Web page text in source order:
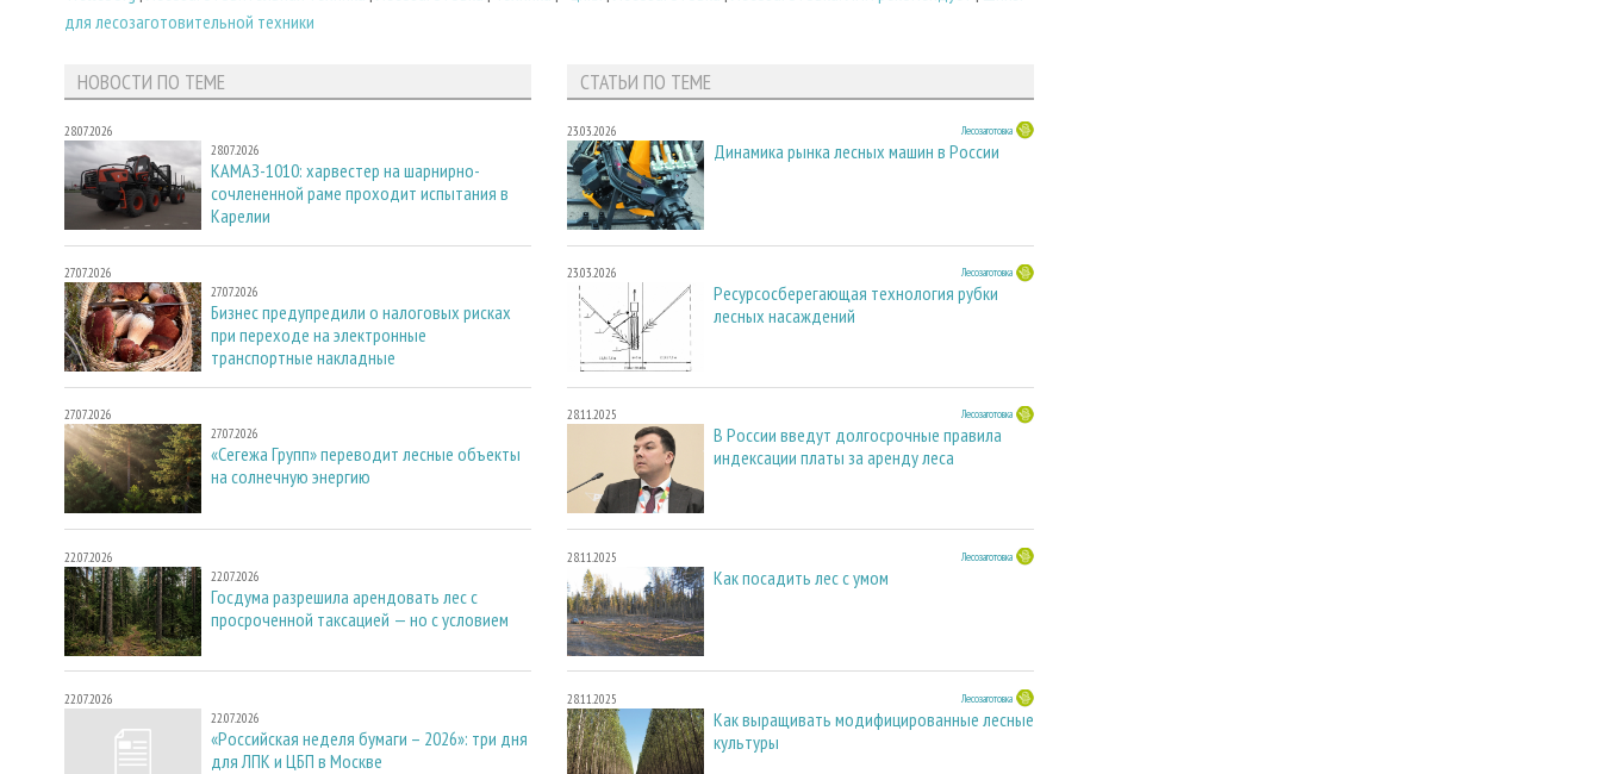
для лесозаготовительной техники
НОВОСТИ ПО ТЕМЕ
28.07.2026
28.07.2026
КАМАЗ-1010: харвестер на шарнирно-
сочлененной раме проходит испытания в
Карелии
27.07.2026
27.07.2026
Бизнес предупредили о налоговых рисках
при переходе на электронные
транспортные накладные
27.07.2026
27.07.2026
«Сегежа Групп» переводит лесные объекты
на солнечную энергию
22.07.2026
22.07.2026
Госдума разрешила арендовать лес с
просроченной таксацией — но с условием
22.07.2026
22.07.2026
«Российская неделя бумаги – 2026»: три дня
для ЛПК и ЦБП в Москве
СТАТЬИ ПО ТЕМЕ
23.03.2026 Лесозаготовка
Динамика рынка лесных машин в России
23.03.2026 Лесозаготовка
Ресурсосберегающая технология рубки
лесных насаждений
28.11.2025 Лесозаготовка
В России введут долгосрочные правила
индексации платы за аренду леса
28.11.2025 Лесозаготовка
Как посадить лес с умом
28.11.2025 Лесозаготовка
Как выращивать модифицированные лесные
культуры